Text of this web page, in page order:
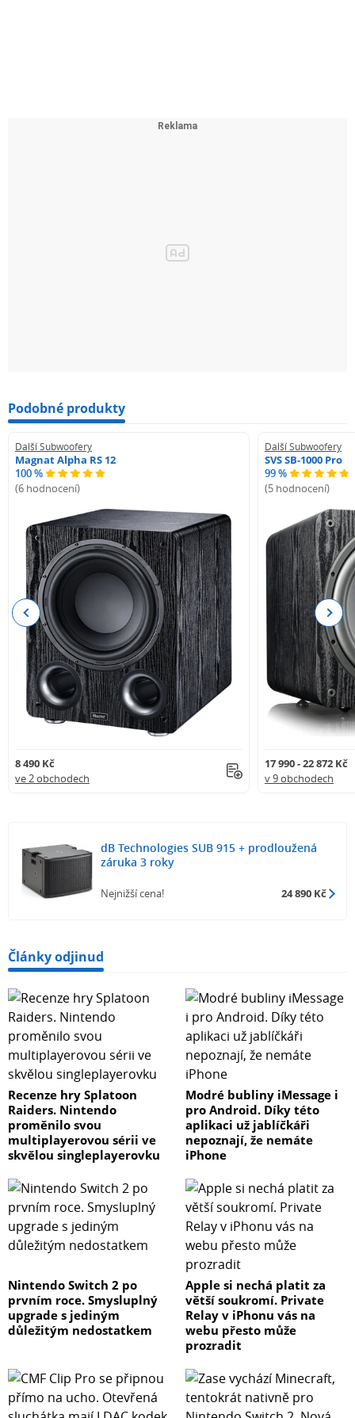
Podobné produkty
Další Subwoofery
Magnat Alpha RS 12
100 %
(6 hodnocení)
8 490 Kč
ve 2 obchodech
Další Subwoofery
SVS SB-1000 Pro
99 %
(5 hodnocení)
17 990 - 22 872 Kč
v 9 obchodech
Previous Next
dB Technologies SUB 915 + prodloužená
záruka 3 roky
Nejnižší cena! 24 890 Kč
Články odjinud
Recenze hry Splatoon
Raiders. Nintendo
proměnilo svou
multiplayerovou sérii ve
skvělou singleplayerovku
Modré bubliny iMessage i
pro Android. Díky této
aplikaci už jablíčkáři
nepoznají, že nemáte
iPhone
Nintendo Switch 2 po
prvním roce. Smysluplný
upgrade s jediným
důležitým nedostatkem
Apple si nechá platit za
větší soukromí. Private
Relay v iPhonu vás na
webu přesto může
prozradit